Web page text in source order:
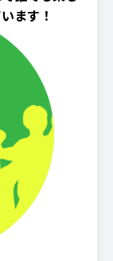
ます！